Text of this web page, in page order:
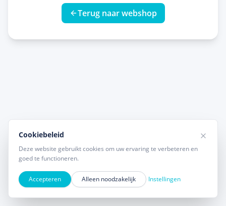
Terug naar webshop
Cookiebeleid
Deze website gebruikt cookies om uw ervaring te verbeteren en
goed te functioneren.
Accepteren Alleen noodzakelijk Instellingen